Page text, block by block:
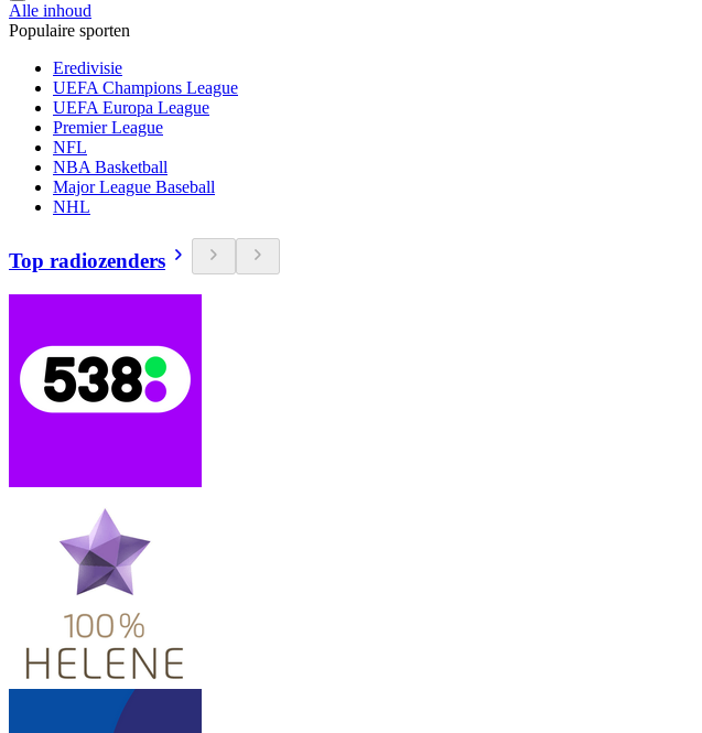
Alle inhoud
Populaire sporten
Eredivisie
UEFA Champions League
UEFA Europa League
Premier League
NFL
NBA Basketball
Major League Baseball
NHL
Top radiozenders